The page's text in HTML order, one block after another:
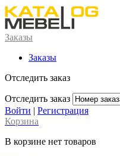
Заказы
Заказы
Отследить заказ
Отследить заказ
Войти | Регистрация
Корзина
В корзине нет товаров